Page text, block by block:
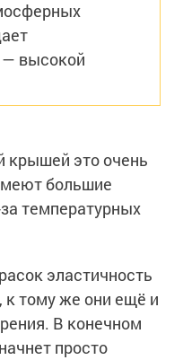
высокой
крышей это очень
большие
температурных
эластичность
тому же они ещё и
В конечном
просто